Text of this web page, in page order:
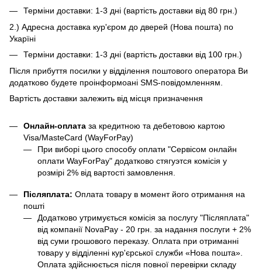
Терміни доставки: 1-3 дні (вартість доставки від 80 грн.)
2.) Адресна доставка кур'єром до дверей (Нова пошта) по
Укарїні
Терміни доставки: 1-3 дні (вартість доставки від 100 грн.)
Після прибуття посилки у відділення поштового оператора Ви
додатково будете проінформоані SMS-повідомленням.
Вартість доставки залежить від місця призначення
Онлайн-оплата за кредитною та дебетовою картою
Visa/MasteCard (WayForPay)
При виборі цього способу оплати "Сервісом онлайн
оплати WayForPay" додатково стягуэтся комісія у
розмірі 2% від вартості замовлення.
Післяплата: Оплата товару в момент його отримання на
пошті
Додатково утримується комісія за послугу "Післяплата"
від компанії NovaPay - 20 грн. за надання послуги + 2%
від суми грошового переказу. Оплата при отриманні
товару у відділенні кур'єрської служби «Нова пошта».
Оплата здійснюється після повної перевірки складу